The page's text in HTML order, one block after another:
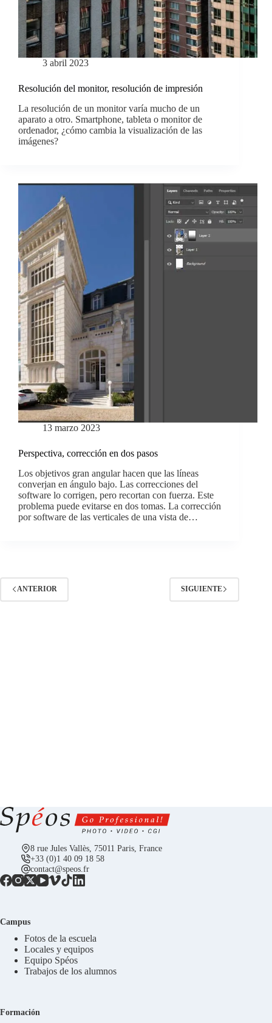
3 abril 2023
Resolución del monitor, resolución de impresión
La resolución de un monitor varía mucho de un
aparato a otro. Smartphone, tableta o monitor de
ordenador, ¿cómo cambia la visualización de las
imágenes?
13 marzo 2023
Perspectiva, corrección en dos pasos
Los objetivos gran angular hacen que las líneas
converjan en ángulo bajo. Las correcciones del
software lo corrigen, pero recortan con fuerza. Este
problema puede evitarse en dos tomas. La corrección
por software de las verticales de una vista de…
ANTERIOR SIGUIENTE
8 rue Jules Vallès, 75011 Paris, France
+33 (0)1 40 09 18 58
contact@speos.fr
Campus
Fotos de la escuela
Locales y equipos
Equipo Spéos
Trabajos de los alumnos
Formación